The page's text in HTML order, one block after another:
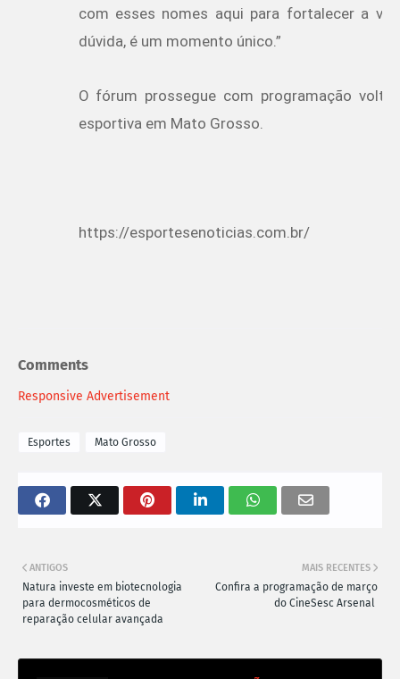
com esses nomes aqui para fortalecer a
dúvida, é um momento único.”
O fórum prossegue com programação
esportiva em Mato Grosso.
https://esportesenoticias.com.br/
Comments
Responsive Advertisement
Esportes Mato Grosso
MAIS RECENTES
Confira a programação de março
do CineSesc Arsenal
ANTIGOS
Natura investe em biotecnologia
para dermocosméticos de
reparação celular avançada